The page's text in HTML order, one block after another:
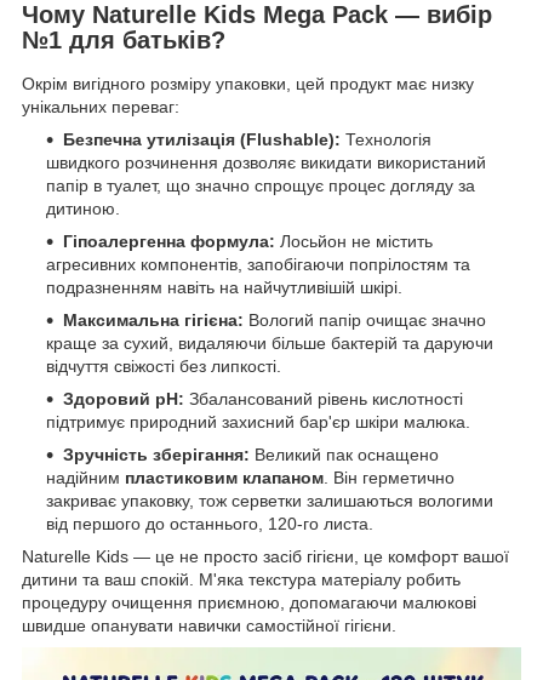
Чому Naturelle Kids Mega Pack — вибір
№1 для батьків?
Окрім вигідного розміру упаковки, цей продукт має низку
унікальних переваг:
Безпечна утилізація (Flushable): Технологія
швидкого розчинення дозволяє викидати використаний
папір в туалет, що значно спрощує процес догляду за
дитиною.
Гіпоалергенна формула: Лосьйон не містить
агресивних компонентів, запобігаючи попрілостям та
подразненням навіть на найчутливішій шкірі.
Максимальна гігієна: Вологий папір очищає значно
краще за сухий, видаляючи більше бактерій та даруючи
відчуття свіжості без липкості.
Здоровий pH: Збалансований рівень кислотності
підтримує природний захисний бар'єр шкіри малюка.
Зручність зберігання: Великий пак оснащено
надійним пластиковим клапаном . Він герметично
закриває упаковку, тож серветки залишаються вологими
від першого до останнього, 120-го листа.
Naturelle Kids — це не просто засіб гігієни, це комфорт вашої
дитини та ваш спокій. М'яка текстура матеріалу робить
процедуру очищення приємною, допомагаючи малюкові
швидше опанувати навички самостійної гігієни.